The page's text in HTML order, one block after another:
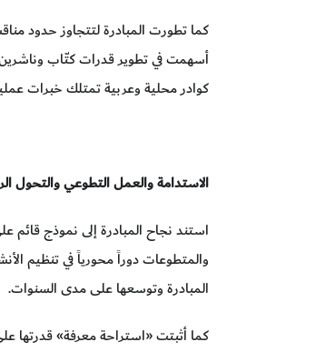
كما تطورت المبادرة لتتجاوز حدود
أسهمت في تطوير قدرات كتّاب
كوادر محلية وعربية تمتلك خبرات
الاستدامة والعمل التطوعي والتحول
استند نجاح المبادرة إلى نموذج
والمتطوعات دوراً محورياً في تنظيم
المبادرة وتوسعها على مدى السنوات.
كما أثبتت «استراحة معرفة» قدرتها